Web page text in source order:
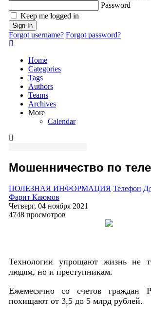
Password
Keep me logged in
Sign In
Forgot username? Forgot password?
Home
Categories
Tags
Authors
Teams
Archives
More
Calendar
Мошенничество по
ПОЛЕЗНАЯ ИНФОРМАЦИЯ Телефон
Фарит Каюмов
Четверг, 04 ноября 2021
4748 просмотров
Технологии упрощают жизнь не
людям, но и преступникам.
Ежемесячно со счетов граждан
похищают от 3,5 до 5 млрд рублей.